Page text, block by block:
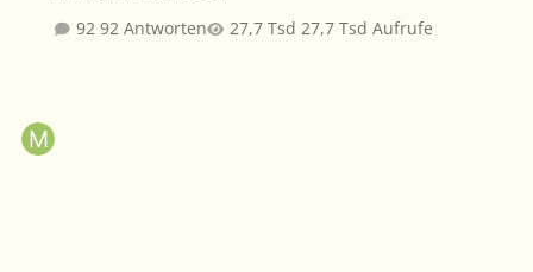
92 Antworten
27,7 Tsd Aufrufe